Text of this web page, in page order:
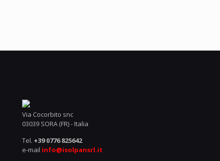
Via Cocorbito snc
03039 SORA (FR) - Italia
Tel. +39 0776 825642
e-mail info@isolpansrl.it